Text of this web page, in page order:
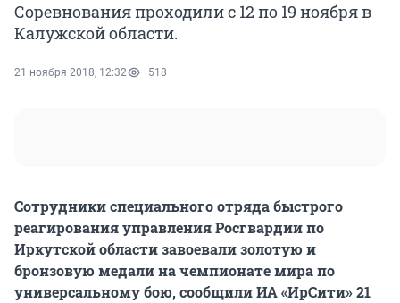
Соревнования проходили с 12 по 19 ноября в
Калужской области.
21 ноября 2018, 12:32 518
Сотрудники специального отряда быстрого
реагирования управления Росгвардии по
Иркутской области завоевали золотую и
бронзовую медали на чемпионате мира по
универсальному бою, сообщили ИА «ИрСити» 21